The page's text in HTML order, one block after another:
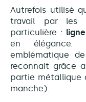
Autrefois utilisé
travail par les
particulière :
en élégance.
emblématique
reconnait grâce
partie métallique
manche).